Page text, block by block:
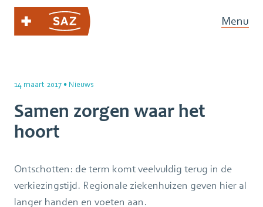
Menu
14 maart 2017 • Nieuws
Samen zorgen waar het
hoort
Ontschotten: de term komt veelvuldig terug in de
verkiezingstijd. Regionale ziekenhuizen geven hier al
langer handen en voeten aan.